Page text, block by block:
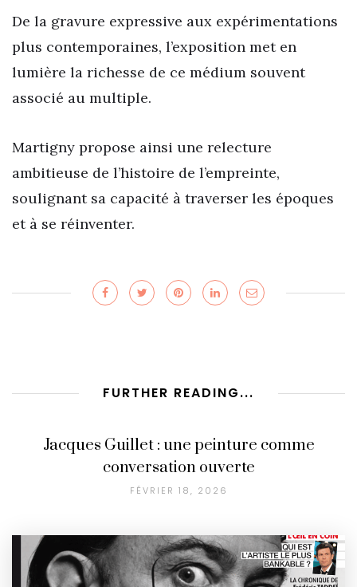
De la gravure expressive aux expérimentations
plus contemporaines, l’exposition met en
lumière la richesse de ce médium souvent
associé au multiple.
Martigny propose ainsi une relecture
ambitieuse de l’histoire de l’empreinte,
soulignant sa capacité à traverser les époques
et à se réinventer.
FURTHER READING...
Jacques Guillet : une peinture comme
conversation ouverte
FÉVRIER 18, 2026